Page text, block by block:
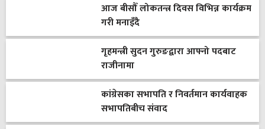
आज बीसौँ लोकतन्त्र दिवस विभिन्न कार्यक्रम
गरी मनाइँदै
गृहमन्त्री सुदन गुरुङद्वारा आफ्नो पदबाट
राजीनामा
कांग्रेसका सभापति र निवर्तमान कार्यवाहक
सभापतिबीच संवाद